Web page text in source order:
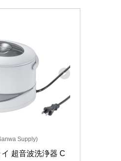
Supply)
超音波洗浄器 C